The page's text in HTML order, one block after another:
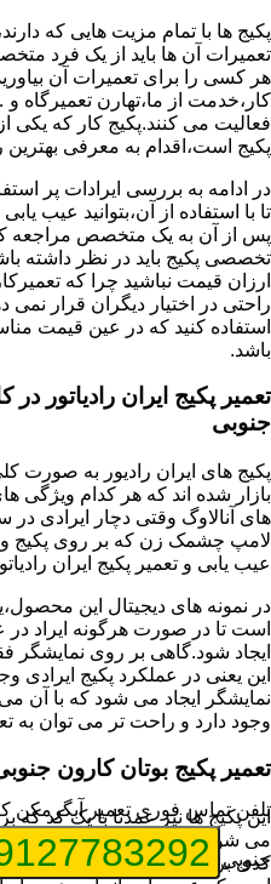
پکیج ها با تمام مزیت هایی که
تعمیرات آن ها باید از یک فرد
هر کسی را برای تعمیرات آن
کار،خدمت از ما،تهارن
فعالیت می کنند.پکیج کار که یکی
پکیج است،اقدام به معرفی بهترین
در ادامه به بررسی ایرادات پر
تا با استفاده از آن،بتوانید عیب
پس از آن به یک متخصص مراجعه
تخصصی پکیج باید در نظر داشته
ارزان قیمت نباشید چرا که
راحتی در اختیار دیگران قرار
استفاده کنید که در عین قیمت
باشد.
تعمیر پکیج ایران رادیاتور
جنوبی
پکیج های ایران رادیور به صورت
بازار شده اند که هر کدام ویژگی
های آنالاوگ وقتی دچار ایرادی
لامپ چشمک زن که بر روی پکیج
عیب یابی و تعمیر پکیج ایران
در نمونه های دیجیتال این
است تا در صورت هرگونه ایراد در
ایجاد شود.گاهی بر روی نمایشگر
این یعنی در عملکرد پکیج ایرادی
نمایشگر ایجاد می شود که با آن
وجود دارد و راحت تر می توان به
تعمیر پکیج بوتان کارون
این پکیج ها نیز عمدتا با یک کد
می شود،قابل شناسایی هستند و
کدی برای شما نمایش داده
تلفن تماس فوری تعمیر آبگرمکن
جنوبی